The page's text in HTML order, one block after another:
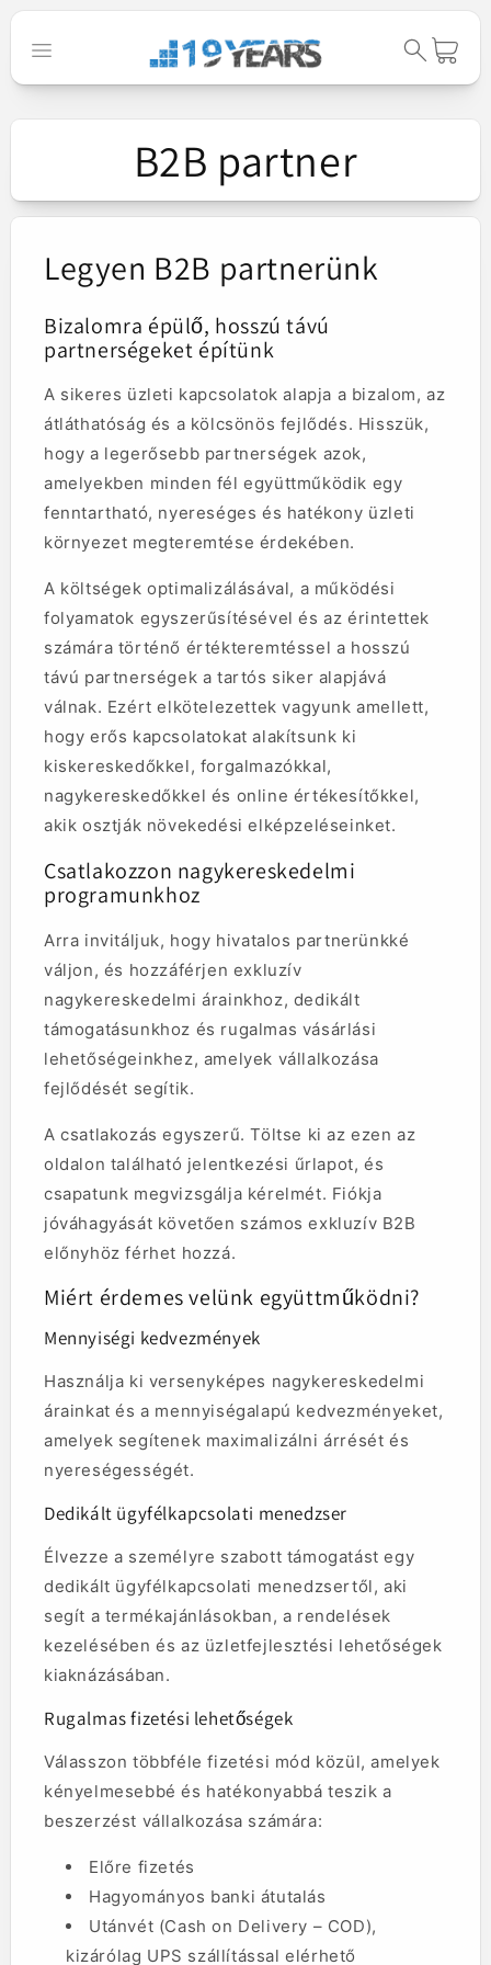
Ugrás a
Kosár
B2B partner
Legyen B2B partnerünk
Bizalomra épülő, hosszú távú
partnerségeket építünk
A sikeres üzleti kapcsolatok alapja a bizalom, az
átláthatóság és a kölcsönös fejlődés. Hisszük,
hogy a legerősebb partnerségek azok,
amelyekben minden fél együttműködik egy
fenntartható, nyereséges és hatékony üzleti
környezet megteremtése érdekében.
A költségek optimalizálásával, a működési
folyamatok egyszerűsítésével és az érintettek
számára történő értékteremtéssel a hosszú
távú partnerségek a tartós siker alapjává
válnak. Ezért elkötelezettek vagyunk amellett,
hogy erős kapcsolatokat alakítsunk ki
kiskereskedőkkel, forgalmazókkal,
nagykereskedőkkel és online értékesítőkkel,
akik osztják növekedési elképzeléseinket.
Csatlakozzon nagykereskedelmi
programunkhoz
Arra invitáljuk, hogy hivatalos partnerünkké
váljon, és hozzáférjen exkluzív
nagykereskedelmi árainkhoz, dedikált
támogatásunkhoz és rugalmas vásárlási
lehetőségeinkhez, amelyek vállalkozása
fejlődését segítik.
A csatlakozás egyszerű. Töltse ki az ezen az
oldalon található jelentkezési űrlapot, és
csapatunk megvizsgálja kérelmét. Fiókja
jóváhagyását követően számos exkluzív B2B
előnyhöz férhet hozzá.
Miért érdemes velünk együttműködni?
Mennyiségi kedvezmények
Használja ki versenyképes nagykereskedelmi
árainkat és a mennyiségalapú kedvezményeket,
amelyek segítenek maximalizálni árrését és
nyereségességét.
Dedikált ügyfélkapcsolati menedzser
Élvezze a személyre szabott támogatást egy
dedikált ügyfélkapcsolati menedzsertől, aki
segít a termékajánlásokban, a rendelések
kezelésében és az üzletfejlesztési lehetőségek
kiaknázásában.
Rugalmas fizetési lehetőségek
Válasszon többféle fizetési mód közül, amelyek
kényelmesebbé és hatékonyabbá teszik a
beszerzést vállalkozása számára:
Előre fizetés
Hagyományos banki átutalás
Utánvét (Cash on Delivery – COD),
kizárólag UPS szállítással elérhető